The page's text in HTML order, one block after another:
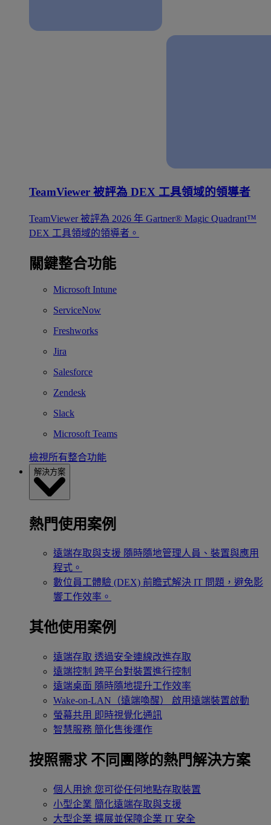
TeamViewer 被評為 DEX 工具領域的領導者
TeamViewer 被評為 2026 年 Gartner® Magic Quadrant™
DEX 工具領域的領導者。
關鍵整合功能
Microsoft Intune
ServiceNow
Freshworks
Jira
Salesforce
Zendesk
Slack
Microsoft Teams
檢視所有整合功能
解決方案
熱門使用案例
遠端存取與支援 隨時隨地管理人員、裝置與應用
程式。
數位員工體驗 (DEX) 前瞻式解決 IT 問題，避免影
響工作效率。
其他使用案例
遠端存取 透過安全連線改進存取
遠端控制 跨平台對裝置進行控制
遠端桌面 隨時隨地提升工作效率
Wake-on-LAN（遠端喚醒）
啟用遠端裝置啟動
螢幕共用 即時視覺化通訊
智慧服務 簡化售後運作
按照需求 不同團隊的熱門解決方案
個人用途 您可從任何地點存取裝置
小型企業 簡化遠端存取與支援
大型企業 擴展並保障企業 IT 安全